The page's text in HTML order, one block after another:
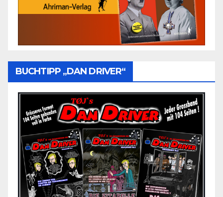
BUCHTIPP „DAN DRIVER“